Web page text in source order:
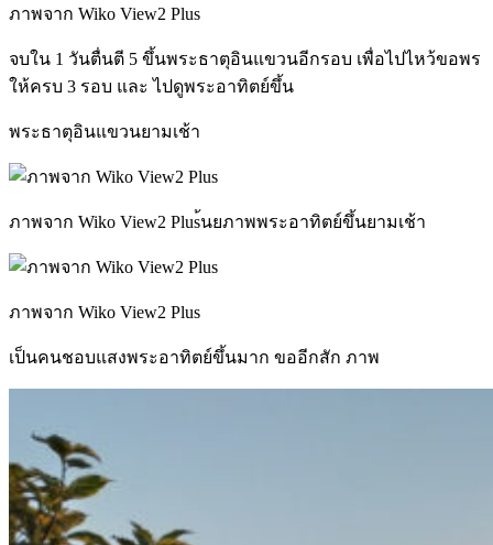
ภาพจาก Wiko View2 Plus
จบใน 1 วันตื่นตี 5 ขึ้นพระธาตุอินแขวนอีกรอบ เพื่อไปไหว้ขอพร
ให้ครบ 3 รอบ และ ไปดูพระอาทิตย์ขึ้น
พระธาตุอินแขวนยามเช้า
ภาพจาก Wiko View2 Plus้นยภาพพระอาทิตย์ขึ้นยามเช้า
ภาพจาก Wiko View2 Plus
เป็นคนชอบแสงพระอาทิตย์ขึ้นมาก ขออีกสัก ภาพ